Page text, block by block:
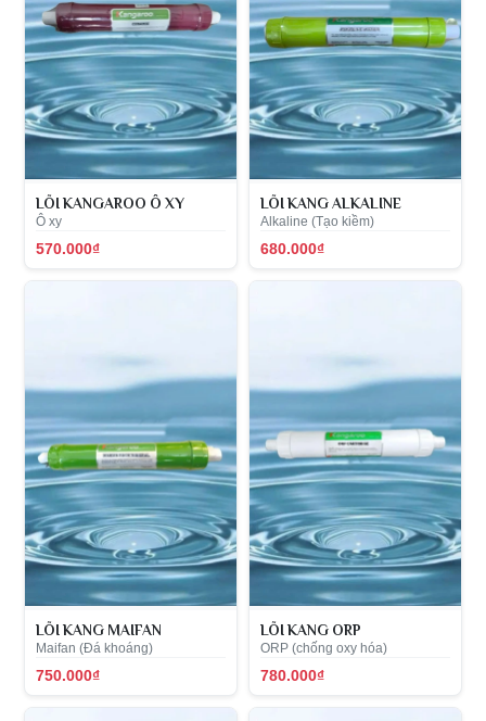
LÕI KANGAROO Ô XY
Ô xy
570.000₫
LÕI KANG ALKALINE
Alkaline (Tạo kiềm)
680.000₫
LÕI KANG MAIFAN
Maifan (Đá khoáng)
750.000₫
LÕI KANG ORP
ORP (chống oxy hóa)
780.000₫